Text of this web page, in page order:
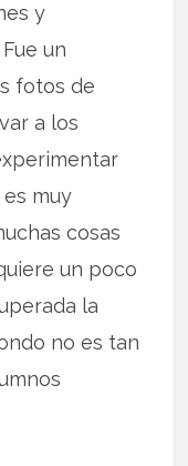
y
un
fotos de
a los
muy
cosas
un poco
la
no es tan